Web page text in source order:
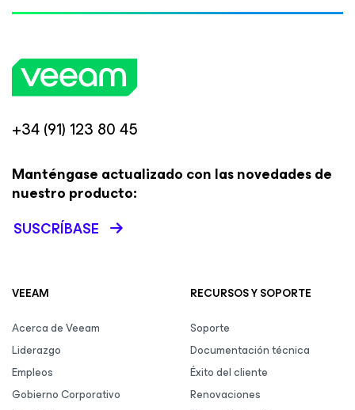
+34 (91) 123 80 45
Manténgase actualizado con las novedades de
nuestro producto:
SUSCRÍBASE
VEEAM
Acerca de Veeam
Liderazgo
Empleos
Gobierno Corporativo
RECURSOS Y SOPORTE
Soporte
Documentación técnica
Éxito del cliente
Renovaciones